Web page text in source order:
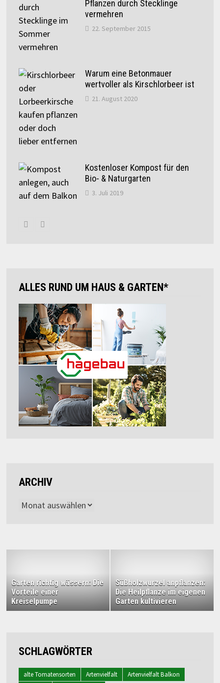
Pflanzen durch Stecklinge
vermehren
22. September 2015
Warum eine Betonmauer
wertvoller als Kirschlorbeer ist
21. August 2020
Kostenloser Kompost für den
Bio- & Naturgarten
3. Juli 2019
ALLES RUND UM HAUS & GARTEN*
ARCHIV
Archiv
Garten richtig wässern: Die
Vorteile einer
Kreiselpumpe
Süßholzwurzel anpflanzen:
Die Heilpflanze im eigenen
Garten kultivieren
SCHLAGWÖRTER
alte Tomatensorten Artenvielfalt
Artenvielfalt Balkon